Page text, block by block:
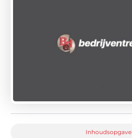
Inhoudsopgave